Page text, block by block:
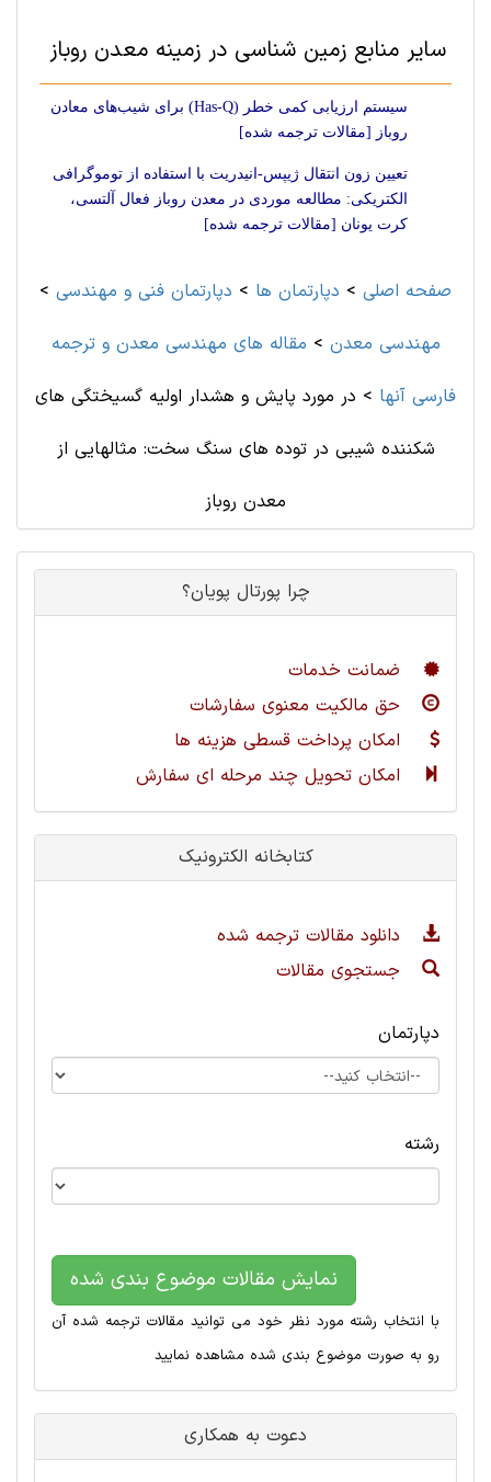
سایر منابع زمین شناسی در زمینه معدن روباز
سیستم ارزیابی کمی خطر (Has-Q) برای شیب‌های معادن
روباز [مقالات ترجمه شده]
تعیین زون انتقال ژیپس-انیدریت با استفاده از توموگرافی
الکتریکی: مطالعه موردی در معدن روباز فعال آلتسی،
کرت یونان [مقالات ترجمه شده]
صفحه اصلی > دپارتمان ها > دپارتمان فنی و مهندسی >
مهندسی معدن > مقاله های مهندسی معدن و ترجمه
فارسی آنها > در مورد پایش و هشدار اولیه گسیختگی های
شکننده شیبی در توده های سنگ سخت: مثالهایی از
معدن روباز
چرا پورتال پویان؟
ضمانت خدمات
حق مالکیت معنوی سفارشات
امکان پرداخت قسطی هزینه ها
امکان تحویل چند مرحله ای سفارش
کتابخانه الکترونیک
دانلود مقالات ترجمه شده
جستجوی مقالات
دپارتمان
رشته
نمایش مقالات موضوع بندی شده
با انتخاب رشته مورد نظر خود می توانید مقالات ترجمه شده آن
رو به صورت موضوع بندی شده مشاهده نمایید
دعوت به همکاری